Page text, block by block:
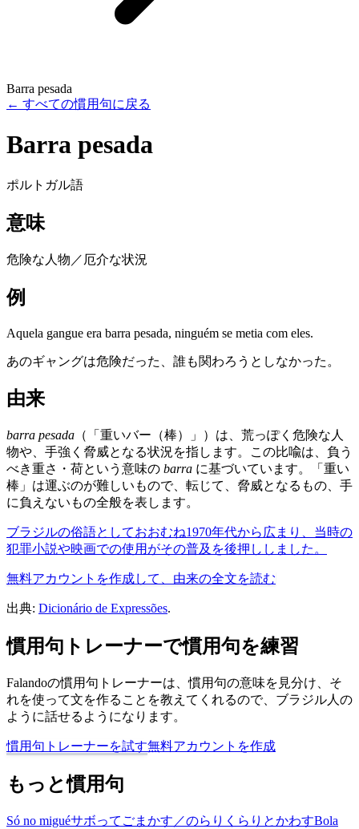
Barra pesada
← すべての慣用句に戻る
Barra pesada
ポルトガル語
意味
危険な人物／厄介な状況
例
Aquela gangue era barra pesada, ninguém se metia com eles.
あのギャングは危険だった、誰も関わろうとしなかった。
由来
barra pesada （「重いバー（棒）」）は、荒っぽく危険な人
物や、手強く脅威となる状況を指します。この比喩は、負う
べき重さ・荷という意味の barra に基づいています。「重い
棒」は運ぶのが難しいもので、転じて、脅威となるもの、手
に負えないもの全般を表します。
ブラジルの俗語としておおむね1970年代から広まり、当時の
犯罪小説や映画での使用がその普及を後押ししました。
無料アカウントを作成して、由来の全文を読む
出典: Dicionário de Expressões.
慣用句トレーナーで慣用句を練習
Falandoの慣用句トレーナーは、慣用句の意味を見分け、そ
れを使って文を作ることを教えてくれるので、ブラジル人の
ように話せるようになります。
慣用句トレーナーを試す無料アカウントを作成
もっと慣用句
Só no miguéサボってごまかす／のらりくらりとかわすBola